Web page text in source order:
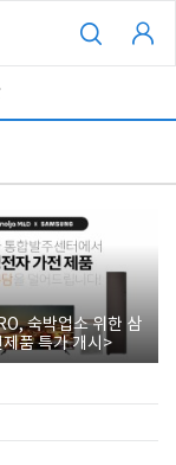
숙박업소 위한 삼
품 특가 개시>